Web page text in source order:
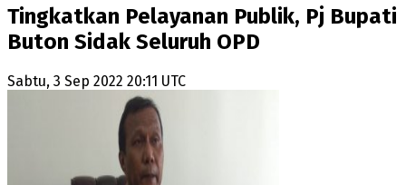
Tingkatkan Pelayanan Publik, Pj Bupati
Buton Sidak Seluruh OPD
Sabtu, 3 Sep 2022 20:11 UTC